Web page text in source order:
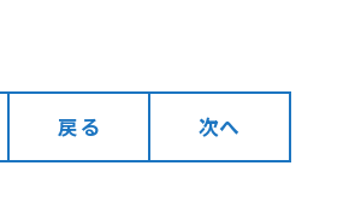
戻る 次へ